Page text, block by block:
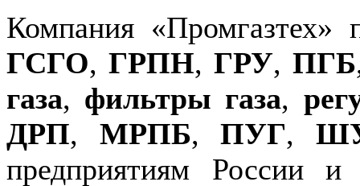
Компания «Промгазтех»
ГСГО, ГРПН, ГРУ, ПГБ
газа, фильтры газа,
ДРП, МРПБ,ПУГ,
предприятиям России